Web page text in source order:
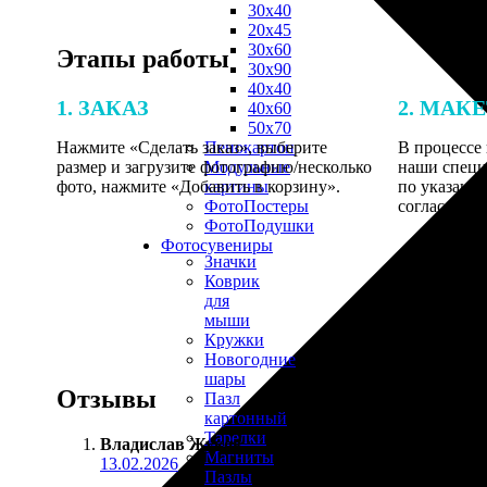
30х40
20х45
30х60
30х90
40х40
40х60
50х70
Пенокартон
Модульные
картины
ФотоПостеры
ФотоПодушки
Фотоcувениры
Значки
Коврик
для
мыши
Кружки
Новогодние
шары
Пазл
картонный
Тарелки
Магниты
Пазлы
Этапы работы
1. ЗАКАЗ
Нажмите «Сделать заказ», выберите
размер и загрузите фотографию/несколько
фото, нажмите «Добавить в корзину».
2.
В процессе
наши
по
Отзывы
Владислав Жуков :
13.02.2026